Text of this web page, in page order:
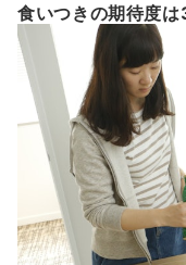
食いつきの期待度